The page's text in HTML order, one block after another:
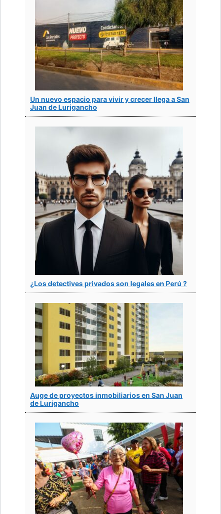
Un nuevo espacio para vivir y crecer llega a San
Juan de Lurigancho
¿Los detectives privados son legales en Perú ?
Auge de proyectos inmobiliarios en San Juan
de Lurigancho